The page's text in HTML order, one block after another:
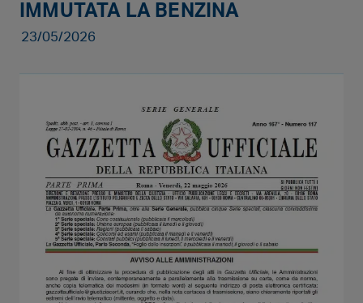
IMMUTATA LA BENZINA
23/05/2026